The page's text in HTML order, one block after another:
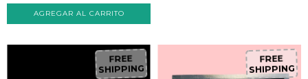
FREE
SHIPPING
FREE
SHIPPING